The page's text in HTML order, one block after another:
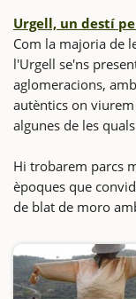
Urgell, un destí
Com la majoria de
l'Urgell se'ns
aglomeracions,
autèntics on
algunes de les
Hi trobarem parcs
èpoques que
de blat de moro